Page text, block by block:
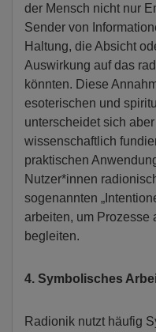
der Mensch nicht nur
Sender von
Haltung, die Absicht
Auswirkung auf das
könnten. Diese
esoterischen und
unterscheidet sich
wissenschaftlich
praktischen
Nutzer*innen
sogenannten
arbeiten, um Prozesse
begleiten.
4. Symbolisches
Radionik nutzt häufig